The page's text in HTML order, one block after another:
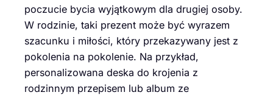
poczucie bycia wyjątkowym dla drugiej osoby.
W rodzinie, taki prezent może być wyrazem
szacunku i miłości, który przekazywany jest z
pokolenia na pokolenie. Na przykład,
personalizowana deska do krojenia z
rodzinnym przepisem lub album ze